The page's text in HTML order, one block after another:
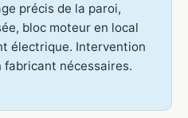
précis de la paroi,
bloc moteur en local
électrique. Intervention
nécessaires.